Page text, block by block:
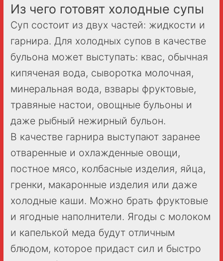
Из чего готовят холодные супы
Суп состоит из двух частей: жидкости и
гарнира. Для холодных супов в качестве
бульона может выступать: квас, обычная
кипяченая вода, сыворотка молочная,
минеральная вода, взвары фруктовые,
травяные настои, овощные бульоны и
даже рыбный нежирный бульон.
В качестве гарнира выступают заранее
отваренные и охлажденные овощи,
постное мясо, колбасные изделия, яйца,
гренки, макаронные изделия или даже
холодные каши. Можно брать фруктовые
и ягодные наполнители. Ягоды с молоком
и капелькой меда будут отличным
блюдом, которое придаст сил и быстро